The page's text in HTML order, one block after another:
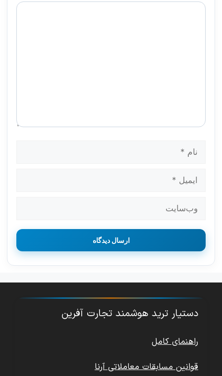
دیدگاه
ایمیل
وب‌سایت
دستیار ترید هوشمند تجارت آفرین
راهنمای کامل
قوانین مسابقات معاملاتی آرنا